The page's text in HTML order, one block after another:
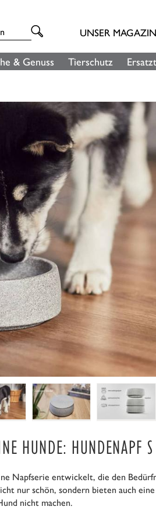
UNSER MAGAZIN
& Genuss Tierschutz
HUNDE: HUNDENAPF S
Napfserie entwickelt, die den
nur schön, sondern bieten auch
nicht machen.